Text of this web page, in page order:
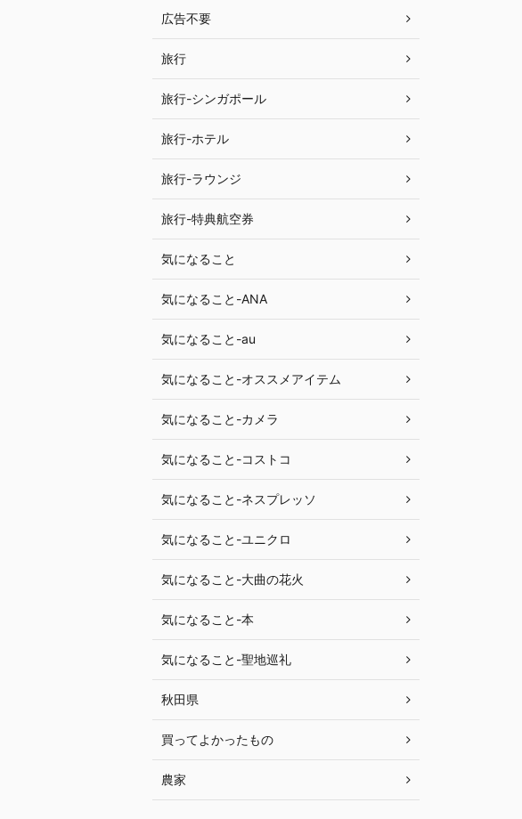
広告不要
旅行
旅行-シンガポール
旅行-ホテル
旅行-ラウンジ
旅行-特典航空券
気になること
気になること-ANA
気になること-au
気になること-オススメアイテム
気になること-カメラ
気になること-コストコ
気になること-ネスプレッソ
気になること-ユニクロ
気になること-大曲の花火
気になること-本
気になること-聖地巡礼
秋田県
買ってよかったもの
農家